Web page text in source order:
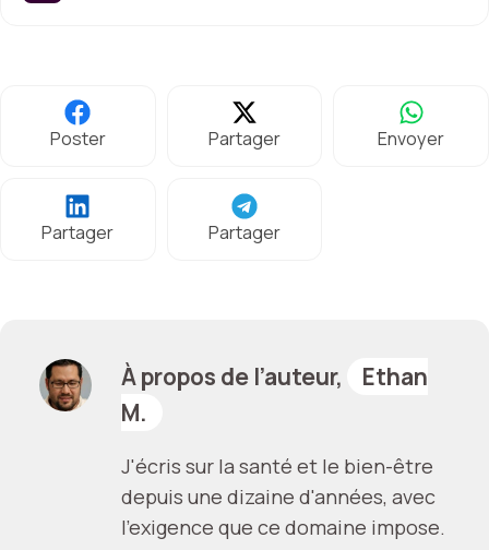
Poster Partager Envoyer
Partager Partager
À propos de l’auteur,
Ethan
M.
J'écris sur la santé et le bien-être
depuis une dizaine d'années, avec
l'exigence que ce domaine impose.